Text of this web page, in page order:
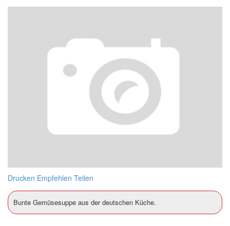
Drucken Empfehlen Teilen
Bunte Gemüsesuppe aus der deutschen Küche.